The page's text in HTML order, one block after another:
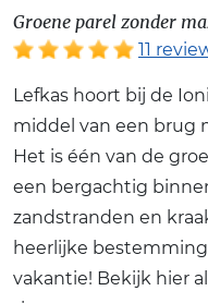
Groene parel zonder
11
Lefkas hoort bij de
middel van een brug
Het is één van de
een bergachtig
zandstranden en
heerlijke
vakantie! Bekijk hier